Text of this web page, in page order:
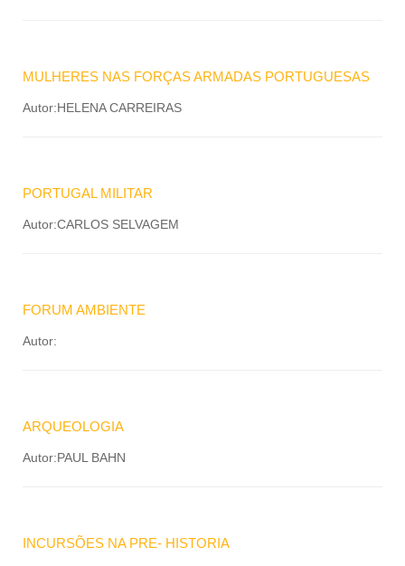
MULHERES NAS FORÇAS ARMADAS PORTUGUESAS
Autor:HELENA CARREIRAS
PORTUGAL MILITAR
Autor:CARLOS SELVAGEM
FORUM AMBIENTE
Autor:
ARQUEOLOGIA
Autor:PAUL BAHN
INCURSÕES NA PRE- HISTORIA